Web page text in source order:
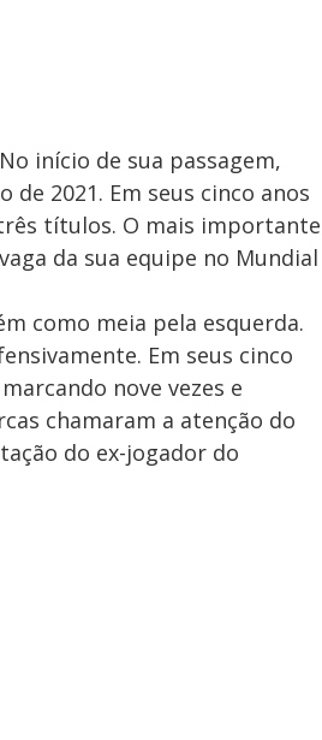
início de sua passagem,
2021. Em seus cinco anos
títulos. O mais importante
da sua equipe no Mundial
como meia pela esquerda.
Em seus cinco
nove vezes e
chamaram a atenção do
do ex-jogador do